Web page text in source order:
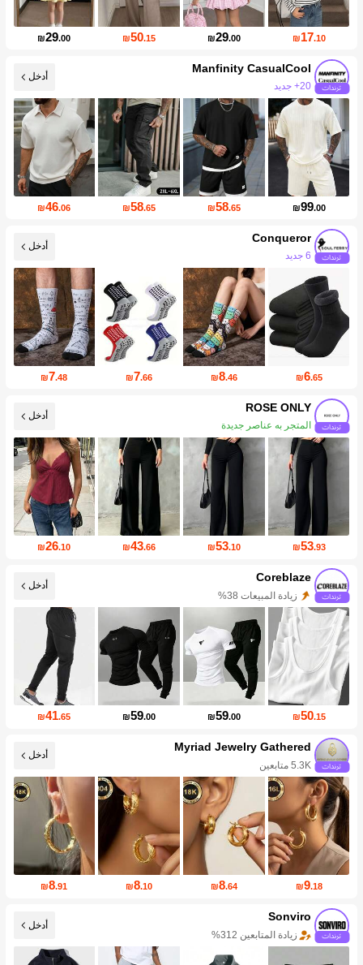
₪17.10
₪29.00
₪50.15
₪29.00
Manfinity CasualCool
169K متابعين
أدخل
₪99.00
₪58.65
₪58.65
₪46.06
Conqueror
21K متابعين
أدخل
₪6.65
₪8.46
₪7.66
₪7.48
ROSE ONLY
زيادة المتابعين 199%
أدخل
₪53.93
₪53.10
₪43.66
₪26.10
Coreblaze
زيادة المتابعين 730%
أدخل
₪50.15
₪59.00
₪59.00
₪41.65
Myriad Jewelry Gathered
5.3K متابعين
أدخل
₪9.18
₪8.64
₪8.10
₪8.91
Sonviro
زيادة التخفيضات 999%+
أدخل